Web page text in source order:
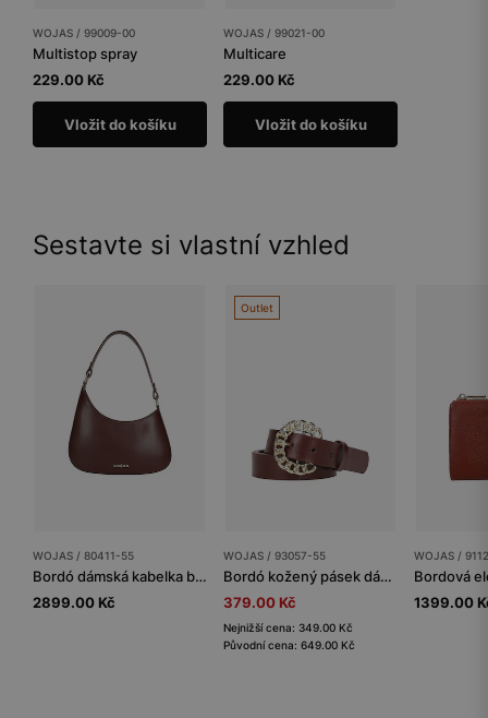
WOJAS / 99009-00
Multistop spray
229.00 Kč
Vložit do košíku
WOJAS / 99021-00
Multicare
229.00 Kč
Vložit do košíku
Sestavte si vlastní vzhled
WOJAS / 80411-55
Bordó dámská kabelka bageta
2899.00 Kč
Outlet
WOJAS / 93057-55
Bordó kožený pásek dámský s kulatou zlatou sponou
379.00 Kč
Nejnižší cena: 349.00 Kč
Původní cena: 649.00 Kč
WOJAS /
1399.00